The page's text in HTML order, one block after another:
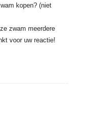
kopen? (niet
zwam meerdere
voor uw reactie!